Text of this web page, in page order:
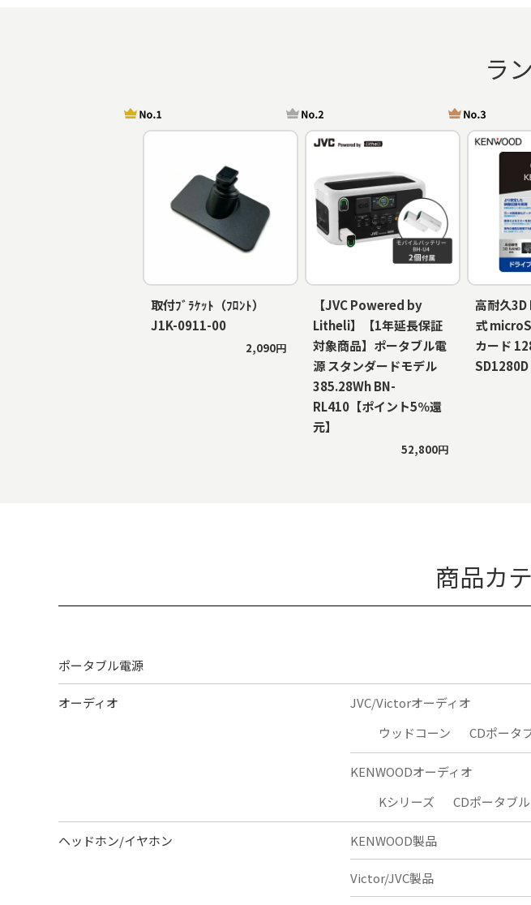
ラ
取付ﾌﾞﾗｹｯﾄ（ﾌﾛﾝﾄ）
J1K-0911-00
2,090円
【JVC Powered by
Litheli】【1年延長保証
対象商品】ポータブル電
源 スタンダードモデル
385.28Wh BN-
RL410【ポイント5％還
元】
52,800円
高耐久3D
式
カード
SD1280D
商品カ
ポータブル電源
オーディオ
JVC/Victorオーディオ
ウッドコーン
CDポータ
KENWOODオーディオ
Kシリーズ
CDポータブル
ヘッドホン/イヤホン KENWOOD製品
Victor/JVC製品